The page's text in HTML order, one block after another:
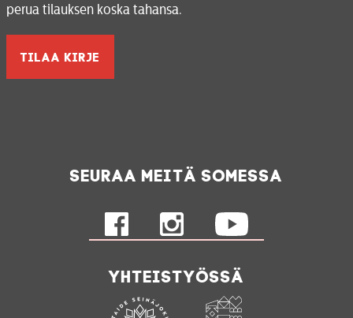
perua tilauksen koska tahansa.
Seuraa meitä somessa
Yhteistyössä